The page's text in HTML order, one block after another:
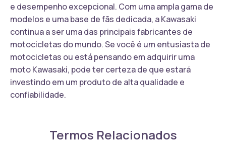
e desempenho excepcional. Com uma ampla gama de
modelos e uma base de fãs dedicada, a Kawasaki
continua a ser uma das principais fabricantes de
motocicletas do mundo. Se você é um entusiasta de
motocicletas ou está pensando em adquirir uma
moto Kawasaki, pode ter certeza de que estará
investindo em um produto de alta qualidade e
confiabilidade.
Termos Relacionados